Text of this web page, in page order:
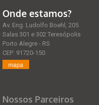
Onde estamos?
Av. Eng. Ludolfo Boehl, 205
Salas 301 e 302 Teresópolis
Porto Alegre - RS
CEP: 91720-150
mapa
Nossos Parceiros